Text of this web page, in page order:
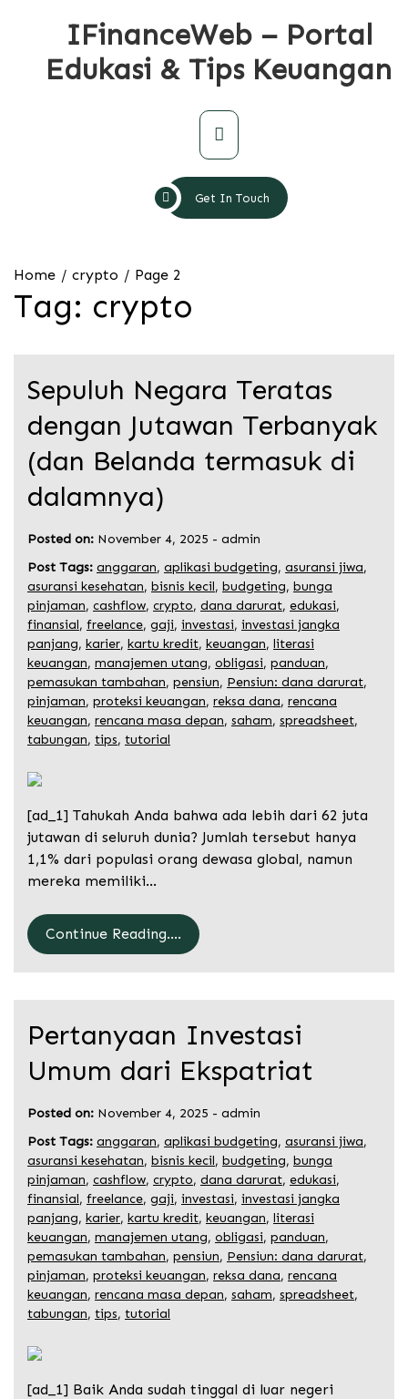
IFinanceWeb – Portal
Edukasi & Tips Keuangan
Primary
Menu
Get In Touch
Home crypto Page 2
Tag: crypto
Sepuluh Negara Teratas
dengan Jutawan Terbanyak
(dan Belanda termasuk di
dalamnya)
Posted on: November 4, 2025 - admin
Post Tags: anggaran, aplikasi budgeting, asuransi jiwa,
asuransi kesehatan, bisnis kecil, budgeting, bunga
pinjaman, cashflow, crypto, dana darurat, edukasi,
finansial, freelance, gaji, investasi, investasi jangka
panjang, karier, kartu kredit, keuangan, literasi
keuangan, manajemen utang, obligasi, panduan,
pemasukan tambahan, pensiun, Pensiun: dana darurat,
pinjaman, proteksi keuangan, reksa dana, rencana
keuangan, rencana masa depan, saham, spreadsheet,
tabungan, tips, tutorial
[ad_1] Tahukah Anda bahwa ada lebih dari 62 juta
jutawan di seluruh dunia? Jumlah tersebut hanya
1,1% dari populasi orang dewasa global, namun
mereka memiliki…
Continue Reading....
Pertanyaan Investasi
Umum dari Ekspatriat
Posted on: November 4, 2025 - admin
Post Tags: anggaran, aplikasi budgeting, asuransi jiwa,
asuransi kesehatan, bisnis kecil, budgeting, bunga
pinjaman, cashflow, crypto, dana darurat, edukasi,
finansial, freelance, gaji, investasi, investasi jangka
panjang, karier, kartu kredit, keuangan, literasi
keuangan, manajemen utang, obligasi, panduan,
pemasukan tambahan, pensiun, Pensiun: dana darurat,
pinjaman, proteksi keuangan, reksa dana, rencana
keuangan, rencana masa depan, saham, spreadsheet,
tabungan, tips, tutorial
[ad_1] Baik Anda sudah tinggal di luar negeri